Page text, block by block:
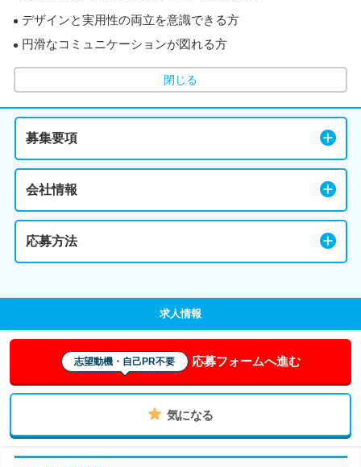
デザインと実用性の両立を意識できる方
円滑なコミュニケーションが図れる方
閉じる
募集要項
会社情報
応募方法
求人情報
志望動機・自己PR不要 応募フォームへ進む
気になる